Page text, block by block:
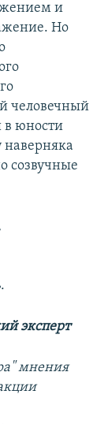
и
Но
человечный
в юности
наверняка
созвучные
.
эксперт
мнения